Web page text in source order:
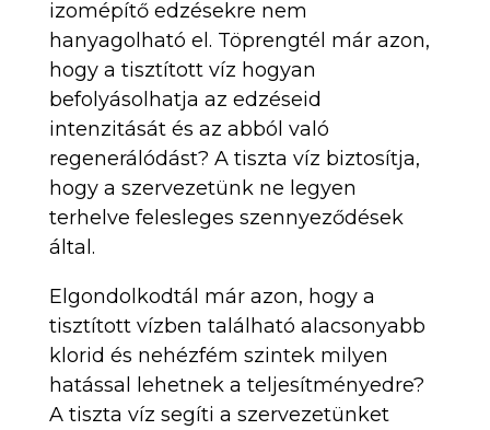
izomépítő edzésekre nem
hanyagolható el. Töprengtél már azon,
hogy a tisztított víz hogyan
befolyásolhatja az edzéseid
intenzitását és az abból való
regenerálódást? A tiszta víz biztosítja,
hogy a szervezetünk ne legyen
terhelve felesleges szennyeződések
által.
Elgondolkodtál már azon, hogy a
tisztított vízben található alacsonyabb
klorid és nehézfém szintek milyen
hatással lehetnek a teljesítményedre?
A tiszta víz segíti a szervezetünket